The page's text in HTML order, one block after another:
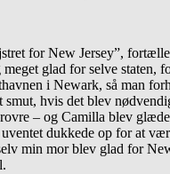
for New Jersey”,
glad for selve staten,
i Newark, så man
smut, hvis det blev
– og Camilla blev
dukkede op for at
min mor blev glad for